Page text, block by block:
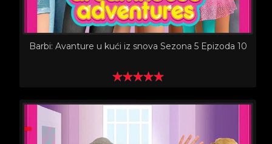
Barbi: Avanture u kući iz snova Sezona 5 Epizoda 10